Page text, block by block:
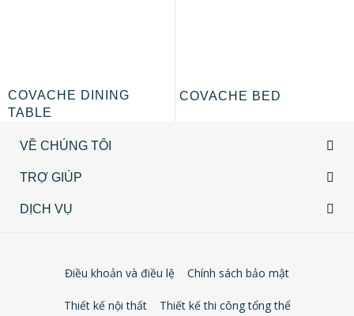
COVACHE DINING
TABLE
COVACHE BED
VỀ CHÚNG TÔI
TRỢ GIÚP
DỊCH VỤ
Điều khoản và điều lệ Chính sách bảo mật
Thiết kế nội thất Thiết kế thi công tổng thể